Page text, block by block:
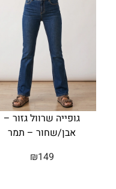
גופייה שרוול גזור –
אבן/שחור – תמר
₪149